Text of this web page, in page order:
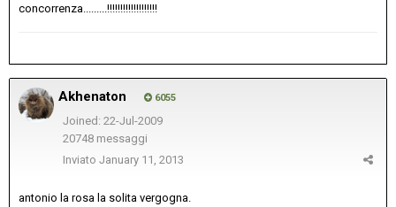
concorrenza.........!!!!!!!!!!!!!!!!!!!
Akhenaton 6055
Joined: 22-Jul-2009
20748 messaggi
Inviato January 11, 2013
antonio la rosa la solita vergogna.